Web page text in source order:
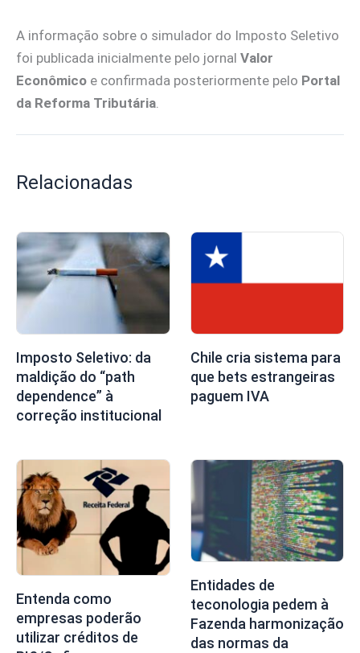
A informação sobre o simulador do Imposto Seletivo
foi publicada inicialmente pelo jornal Valor
Econômico e confirmada posteriormente pelo Portal
da Reforma Tributária
Relacionadas
Imposto Seletivo: da
maldição do “path
dependence” à
correção institucional
Chile cria sistema para
que bets estrangeiras
paguem IVA
Entenda como
empresas poderão
utilizar créditos de
Entidades de
teconologia pedem à
Fazenda harmonização
das normas da